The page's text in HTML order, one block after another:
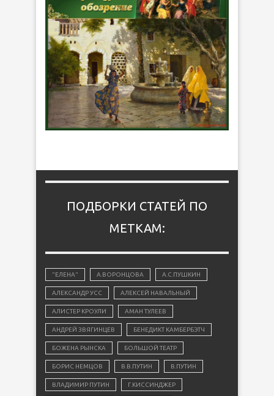
ПОДБОРКИ СТАТЕЙ ПО
МЕТКАМ:
"ЕЛЕНА" А.ВОРОНЦОВА А.С.ПУШКИН
АЛЕКСАНДР УСС АЛЕКСЕЙ НАВАЛЬНЫЙ
АЛИСТЕР КРОУЛИ АМАН ТУЛЕЕВ
АНДРЕЙ ЗВЯГИНЦЕВ БЕНЕДИКТ КАМБЕРБЭТЧ
БОЖЕНА РЫНСКА БОЛЬШОЙ ТЕАТР
БОРИС НЕМЦОВ В.В.ПУТИН В.ПУТИН
ВЛАДИМИР ПУТИН Г.КИССИНДЖЕР